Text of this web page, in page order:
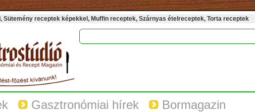
Sütemény receptek képekkel, Muffin receptek, Szárnyas ételreceptek, Torta receptek
Gasztronómiai hírek Bormagazin